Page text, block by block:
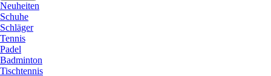
Neuheiten
Schuhe
Schläger
Tennis
Padel
Badminton
Tischtennis